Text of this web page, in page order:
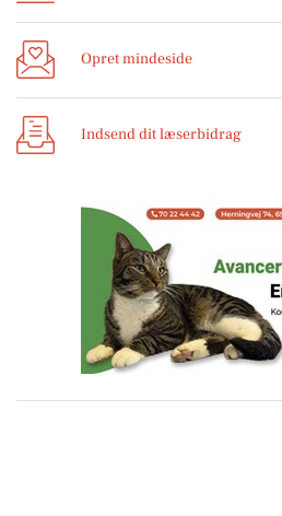
Opret mindeside
Indsend dit læserbidrag